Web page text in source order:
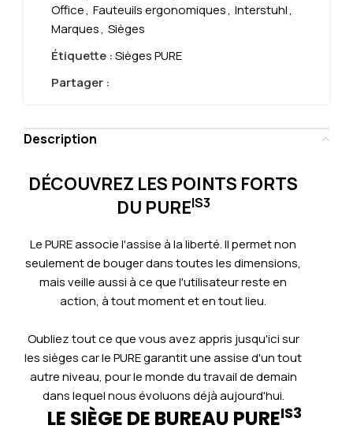
Office, Fauteuils ergonomiques, Interstuhl,
Marques, Sièges
Étiquette :Sièges PURE
Partager :
Description
DÉCOUVREZ LES POINTS FORTS
DU PUREIS3
Le PURE associe l'assise à la liberté. Il permet non
seulement de bouger dans toutes les dimensions,
mais veille aussi à ce que l'utilisateur reste en
action, à tout moment et en tout lieu.
Oubliez tout ce que vous avez appris jusqu'ici sur
les sièges car le PURE garantit une assise d'un tout
autre niveau, pour le monde du travail de demain
dans lequel nous évoluons déjà aujourd'hui.
LE SIÈGE DE BUREAU PUREIS3